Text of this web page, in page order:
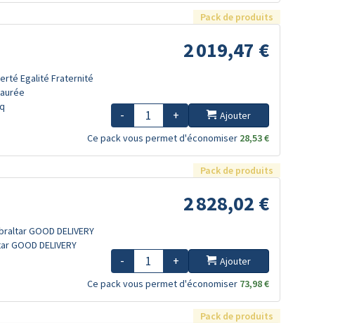
Pack de produits
Egalité Fraternité
2 019,47 €
- +
Ajouter
Ce pack vous permet d'économiser 28,53 €
Pack de produits
GOOD DELIVERY
GOOD DELIVERY
2 828,02 €
- +
Ajouter
Ce pack vous permet d'économiser 73,98 €
Pack de produits